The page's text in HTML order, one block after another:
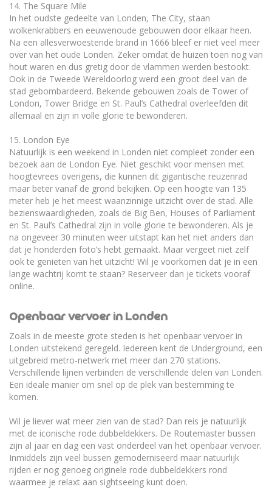
14. The Square Mile
In het oudste gedeelte van Londen, The City, staan
wolkenkrabbers en eeuwenoude gebouwen door elkaar heen.
Na een allesverwoestende brand in 1666 bleef er niet veel meer
over van het oude Londen. Zeker omdat de huizen toen nog van
hout waren en dus gretig door de vlammen werden bestookt.
Ook in de Tweede Wereldoorlog werd een groot deel van de
stad gebombardeerd. Bekende gebouwen zoals de Tower of
London, Tower Bridge en St. Paul’s Cathedral overleefden dit
allemaal en zijn in volle glorie te bewonderen.
15. London Eye
Natuurlijk is een weekend in Londen niet compleet zonder een
bezoek aan de London Eye. Niet geschikt voor mensen met
hoogtevrees overigens, die kunnen dit gigantische reuzenrad
maar beter vanaf de grond bekijken. Op een hoogte van 135
meter heb je het meest waanzinnige uitzicht over de stad. Alle
bezienswaardigheden, zoals de Big Ben, Houses of Parliament
en St. Paul’s Cathedral zijn in volle glorie te bewonderen. Als je
na ongeveer 30 minuten weer uitstapt kan het niet anders dan
dat je honderden foto’s hebt gemaakt. Maar vergeet niet zelf
ook te genieten van het uitzicht! Wil je voorkomen dat je in een
lange wachtrij komt te staan? Reserveer dan je tickets vooraf
online.
Openbaar vervoer in Londen
Zoals in de meeste grote steden is het openbaar vervoer in
Londen uitstekend geregeld. Iedereen kent de Underground, een
uitgebreid metro-netwerk met meer dan 270 stations.
Verschillende lijnen verbinden de verschillende delen van Londen.
Een ideale manier om snel op de plek van bestemming te
komen.
Wil je liever wat meer zien van de stad? Dan reis je natuurlijk
met de iconische rode dubbeldekkers. De Routemaster bussen
zijn al jaar en dag een vast onderdeel van het openbaar vervoer.
Inmiddels zijn veel bussen gemoderniseerd maar natuurlijk
rijden er nog genoeg originele rode dubbeldekkers rond
waarmee je relaxt aan sightseeing kunt doen.